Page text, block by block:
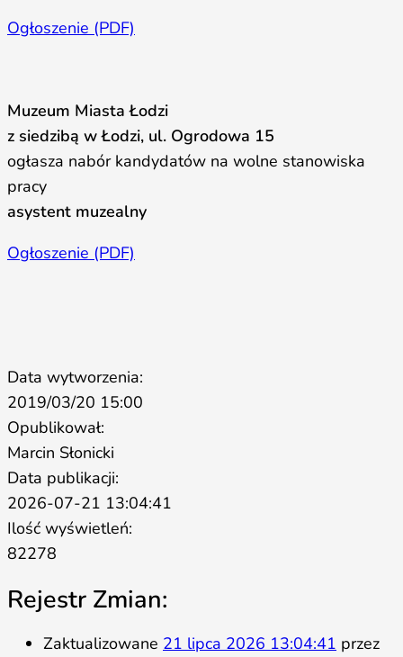
Ogłoszenie (PDF)
Muzeum Miasta Łodzi
z siedzibą w Łodzi, ul. Ogrodowa 15
ogłasza nabór kandydatów na wolne stanowiska
pracy
asystent muzealny
Ogłoszenie (PDF)
Data wytworzenia:
2019/03/20 15:00
Opublikował:
Marcin Słonicki
Data publikacji:
2026-07-21 13:04:41
Ilość wyświetleń:
82278
Rejestr Zmian:
Zaktualizowane 21 lipca 2026 13:04:41 przez